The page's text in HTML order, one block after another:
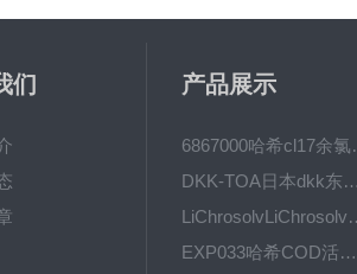
们 产品展示
6867000
DKK-TOA日本dkk东亚电
EXP033哈希COD活塞泵价格 EXP033